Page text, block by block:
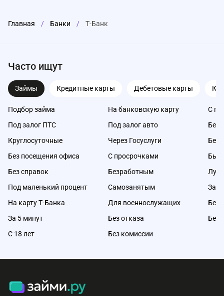
Главная / Банки / Т-Банк
Часто ищут
Займы Кредитные карты Дебетовые карты
Подбор займа
Под залог ПТС
Круглосуточные
Без посещения офиса
Без справок
Под маленький процент
На карту Т-Банка
За 5 минут
С 18 лет
На банковскую карту
Под залог авто
Через Госуслуги
С просрочками
Безработным
Самозанятым
Для военнослужащих
Без отказа
Без комиссии
С
Без
Без
Без
Без